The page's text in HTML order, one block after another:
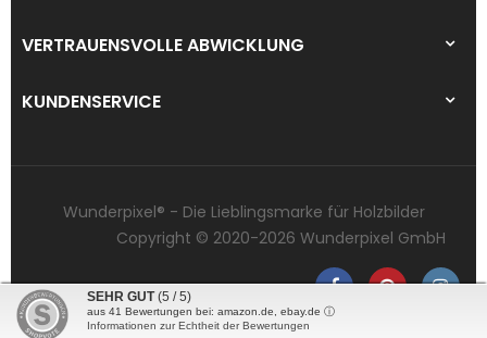
VERTRAUENSVOLLE ABWICKLUNG
KUNDENSERVICE
Wunderpixel® - Die Lieblingsmarke für Holzbilder
Copyright © 2020-2026 Wunderpixel GmbH
SEHR GUT (5 / 5)
aus 41 Bewertungen bei: amazon.de, ebay.de ⓘ
Informationen zur Echtheit der Bewertungen